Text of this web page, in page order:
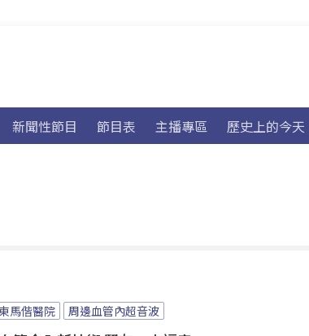
新聞性節目 節目表 主播專區 歷史上的今天
馬偕醫院 周邊血管內超音波